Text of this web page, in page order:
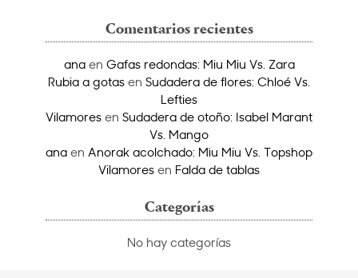
Comentarios recientes
anaen Gafas redondas: Miu Miu Vs. Zara
Rubia a gotas en Sudadera de flores: Chloé Vs.
Lefties
Vilamores en Sudadera de otoño: Isabel Marant
Vs. Mango
ana en Anorak acolchado: Miu Miu Vs. Topshop
Vilamores en Falda de tablas
Categorías
No hay categorías